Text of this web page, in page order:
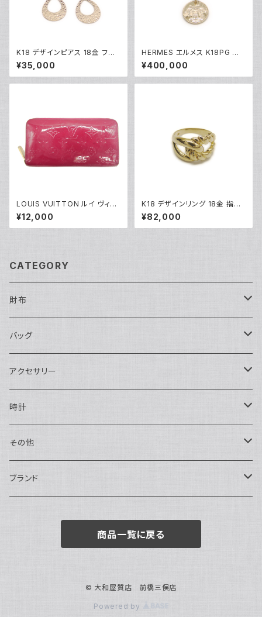
K18 デザインピアス 18金 フッ
クピアス Y05251
¥35,000
HERMES エルメス K18PG エ
クスリブリスPM 1Pダイヤモンド
ネックレス 18金 ピンクゴールド
Y05123
¥400,000
LOUIS VUITTON ルイ ヴィト
ン ジッピー・ウォレット モノグラ
ム ヴェルニ ローズアンディアン
長財布 M90075 Y05071
¥12,000
K18 デザインリング 18金 指輪
9号 Y05273
¥82,000
CATEGORY
財布
長財布
二つ折り
バッグ
ショルダーバッグ・ボディバッグ
ハンドバッグ・ポーチ
トートバッグ
バックパック・リュックサック
ボストンバッグ
アクセサリー
ネックレス
指輪
ピアス・イヤリング
チャーム・キーホルダー
時計
アナログ・機械式
アナログ・クォーツ
その他
ペン・万年筆
ブランド
BOTTEGA VENETA
商品一覧に戻る
© 大和屋質店 前橋三俣店
Powered by